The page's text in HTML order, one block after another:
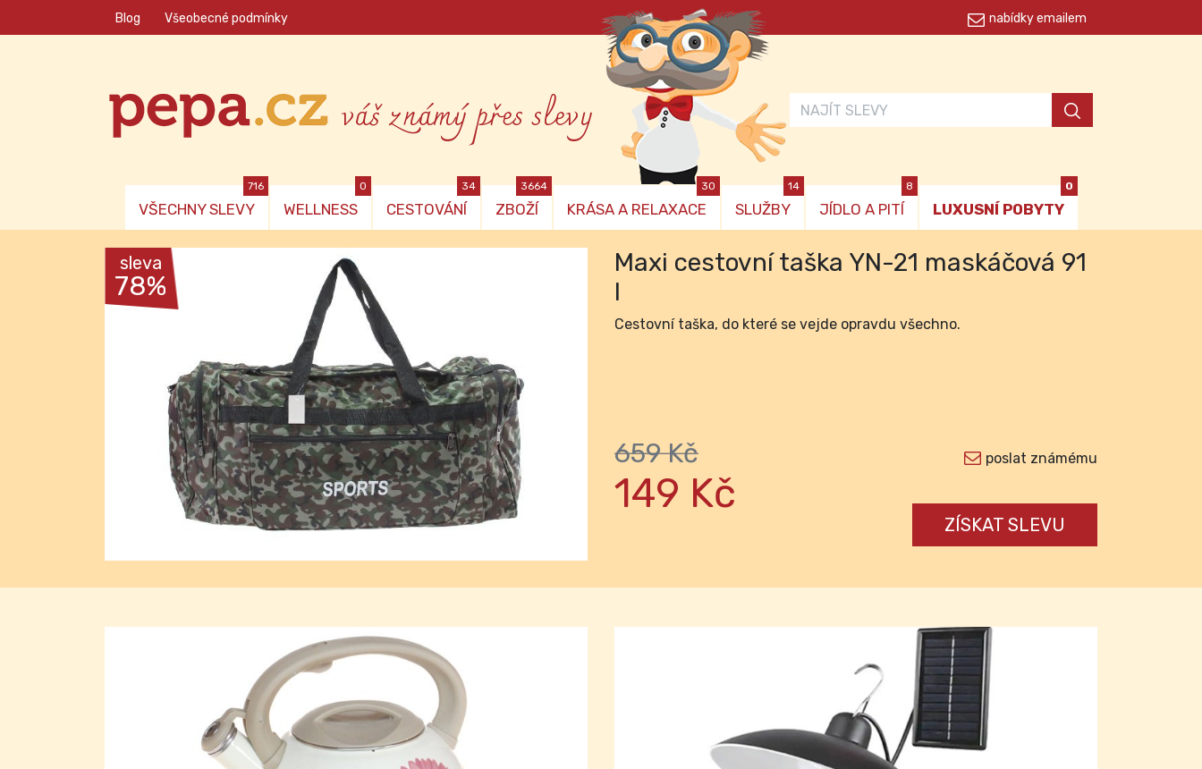
Blog Všeobecné podmínky nabídky emailem
váš známý přes slevy
VŠECHNY SLEVY
716
WELLNESS
0
CESTOVÁNÍ
34
ZBOŽÍ
3664
KRÁSA A RELAXACE
30
SLUŽBY
14
JÍDLO A PITÍ
8
LUXUSNÍ POBYTY
0
sleva
78%
Previous
Maxi cestovní taška YN-21 maskáčová 91
l
Cestovní taška, do které se vejde opravdu všechno.
659 Kč
149 Kč
poslat známému
ZÍSKAT SLEVU